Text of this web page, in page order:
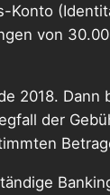
von
2018.
der